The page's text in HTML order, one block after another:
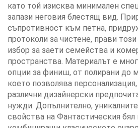
като той изисква минимален
запази неговия блестящ вид.
съпротивност към петна,
протоколи за чистене, прави
избор за заети семейства и
пространства. Материалът е
опции за финиш, от полирани до
което позволява
различни дизайнерски
нужди. Допълнително,
свойства на Фантастическия бял